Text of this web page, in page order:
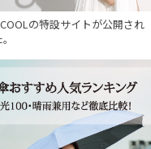
の特設サイトが公開され